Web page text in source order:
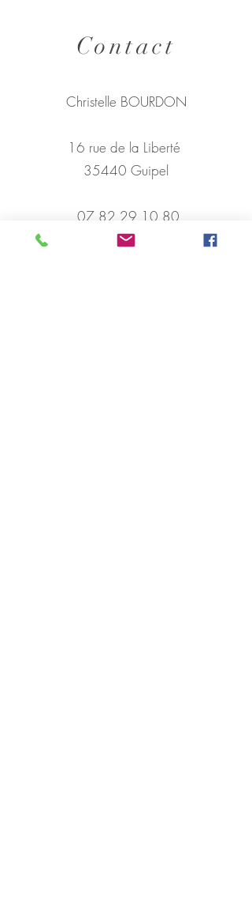
Contact
Christelle BOURDON
16 rue de la Liberté
35440 Guipel
07 82 29 10 80